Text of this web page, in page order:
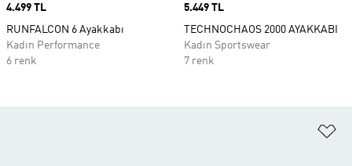
Price
4.499 TL
RUNFALCON 6 Ayakkabı
Kadın Performance
6 renk
Price
5.449 TL
TECHNOCHAOS 2000 AYAKKABI
Kadın Sportswear
7 renk